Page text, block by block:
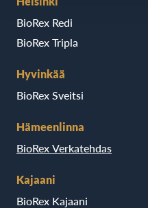
BioRex Redi
BioRex Tripla
Hyvinkää
BioRex Sveitsi
Hämeenlinna
BioRex Verkatehdas
Kajaani
BioRex Kajaani